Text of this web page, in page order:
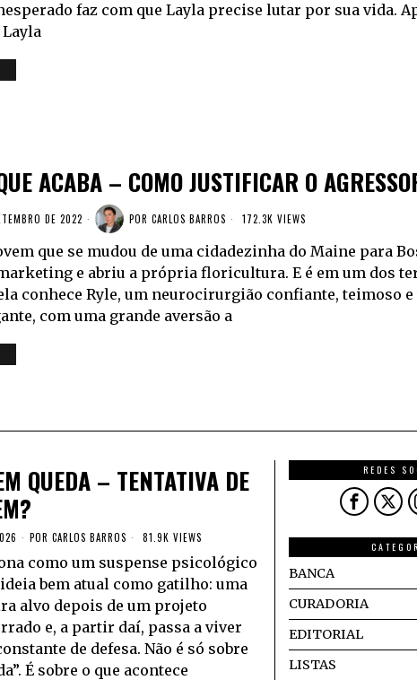
faz com que Layla precise lutar por sua vida.
ACABA – COMO JUSTIFICAR O
DE 2022 POR CARLOS BARROS 172.3K VIEWS
que se mudou de uma cidadezinha do Maine para
e abriu a própria floricultura. E é em um dos
conhece Ryle, um neurocirurgião confiante, teimoso e
com uma grande aversão a
QUEDA – TENTATIVA DE
POR CARLOS BARROS 81.9K VIEWS
como um suspense psicológico
bem atual como gatilho: uma
alvo depois de um projeto
e, a partir daí, passa a viver
de defesa. Não é só sobre
É sobre o que acontece
REDES
BANCA
CURADORIA
EDITORIAL
LISTAS